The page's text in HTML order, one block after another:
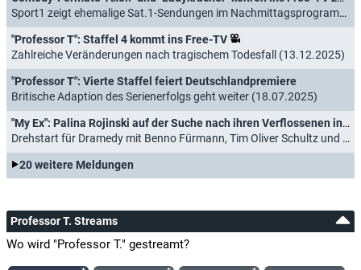
Sport1 zeigt ehemalige Sat.1-Sendungen im Nachmittagsprogramm (23.12.2025)
"Professor T": Staffel 4 kommt ins Free-TV
Zahlreiche Veränderungen nach tragischem Todesfall (13.12.2025)
"Professor T": Vierte Staffel feiert Deutschlandpremiere
Britische Adaption des Serienerfolgs geht weiter (18.07.2025)
"My Ex": Palina Rojinski auf der Suche nach ihren Verflossenen in neuer ZDF-Serie
Drehstart für Dramedy mit Benno Fürmann, Tim Oliver Schultz und Jörg Schüttauf (05.06.2025)
20 weitere Meldungen
Professor T. Streams
Wo wird "Professor T." gestreamt?